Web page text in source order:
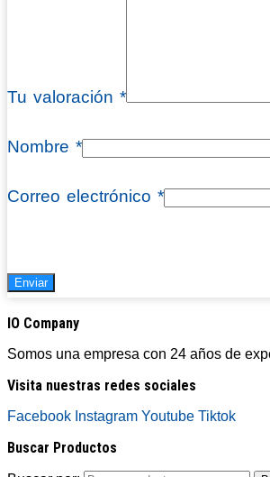
Tu valoración *
Nombre *
Correo electrónico *
IO Company
Somos una empresa con 24 años de
Visita nuestras redes sociales
Facebook Instagram Youtube Tiktok
Buscar Productos